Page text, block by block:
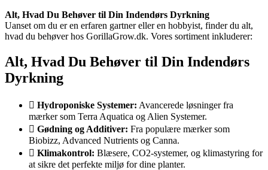
Alt, Hvad Du Behøver til Din Indendørs Dyrkning
Uanset om du er en erfaren gartner eller en hobbyist, finder du alt,
hvad du behøver hos GorillaGrow.dk. Vores sortiment inkluderer:
Alt, Hvad Du Behøver til Din Indendørs
Dyrkning
Hydroponiske Systemer: Avancerede løsninger fra
mærker som Terra Aquatica og Alien Systemer.
Gødning og Additiver: Fra populære mærker som
Biobizz, Advanced Nutrients og Canna.
Klimakontrol: Blæsere, CO2-systemer, og klimastyring for
at sikre det perfekte miljø for dine planter.